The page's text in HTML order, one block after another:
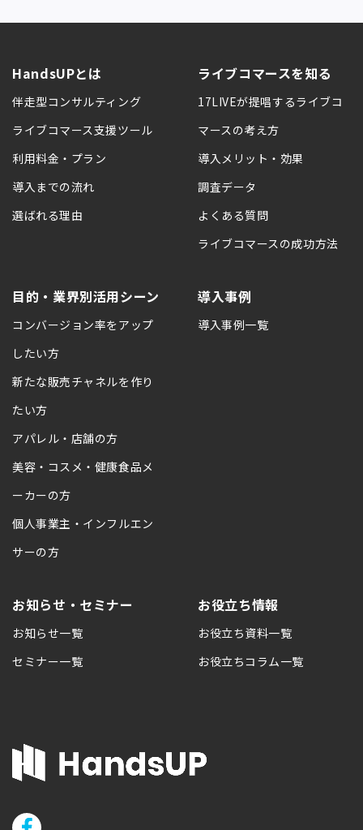
HandsUPとは
伴走型コンサルティング
ライブコマース支援ツール
利用料金・プラン
導入までの流れ
選ばれる理由
ライブコマースを知る
17LIVEが提唱するライブコ
マースの考え方
導入メリット・効果
調査データ
よくある質問
ライブコマースの成功方法
目的・業界別活用シーン
コンバージョン率をアップ
したい方
新たな販売チャネルを作り
たい方
アパレル・店舗の方
美容・コスメ・健康食品メ
ーカーの方
個人事業主・インフルエン
サーの方
導入事例
導入事例一覧
お知らせ・セミナー
お知らせ一覧
セミナー一覧
お役立ち情報
お役立ち資料一覧
お役立ちコラム一覧